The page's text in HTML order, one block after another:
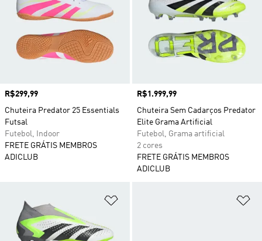
Preço
R$299,99
Chuteira Predator 25 Essentials
Futsal
Futebol, Indoor
FRETE GRÁTIS MEMBROS
ADICLUB
Preço
R$1.999,99
Chuteira Sem Cadarços Predator
Elite Grama Artificial
Futebol, Grama artificial
2 cores
FRETE GRÁTIS MEMBROS
ADICLUB